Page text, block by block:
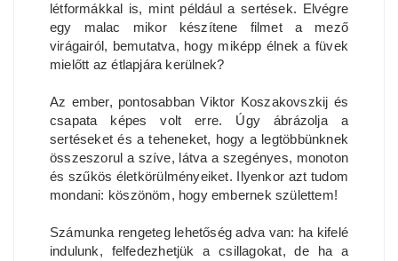
létformákkal is, mint például a sertések. Elvégre
egy malac mikor készítene filmet a mező
virágairól, bemutatva, hogy miképp élnek a füvek
mielőtt az étlapjára kerülnek?
Az ember, pontosabban Viktor Koszakovszkij és
csapata képes volt erre. Úgy ábrázolja a
sertéseket és a teheneket, hogy a legtöbbünknek
összeszorul a szíve, látva a szegényes, monoton
és szűkös életkörülményeiket. Ilyenkor azt tudom
mondani: köszönöm, hogy embernek születtem!
Számunka rengeteg lehetőség adva van: ha kifelé
indulunk, felfedezhetjük a csillagokat, de ha a